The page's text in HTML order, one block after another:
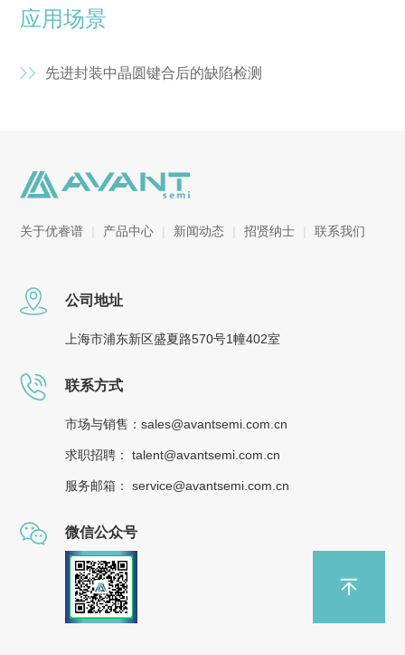
应用场景
先进封装中晶圆键合后的缺陷检测
关于优睿谱 | 产品中心 | 新闻动态 | 招贤纳士 | 联系我们
公司地址
上海市浦东新区盛夏路570号1幢402室
联系方式
市场与销售：sales@avantsemi.com.cn
求职招聘： talent@avantsemi.com.cn
服务邮箱： service@avantsemi.com.cn
微信公众号